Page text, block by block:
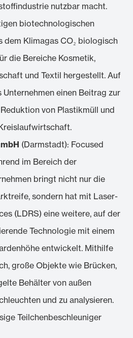
nutzbar macht.
biotechnologischen
dem Klimagas CO₂ biologisch
die Bereiche Kosmetik,
und Textil hergestellt. Auf
Unternehmen einen Beitrag zur
von Plastikmüll und
(Darmstadt): Focused
im Bereich der
bringt nicht nur die
sondern hat mit Laser-
(LDRS) eine weitere, auf der
Technologie mit einem
entwickelt. Mithilfe
große Objekte wie Brücken,
Behälter von außen
und zu analysieren.
Teilchenbeschleuniger